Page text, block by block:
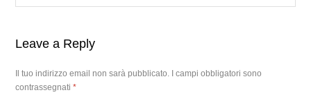
Leave a Reply
Il tuo indirizzo email non sarà pubblicato.
I campi obbligatori sono
contrassegnati*